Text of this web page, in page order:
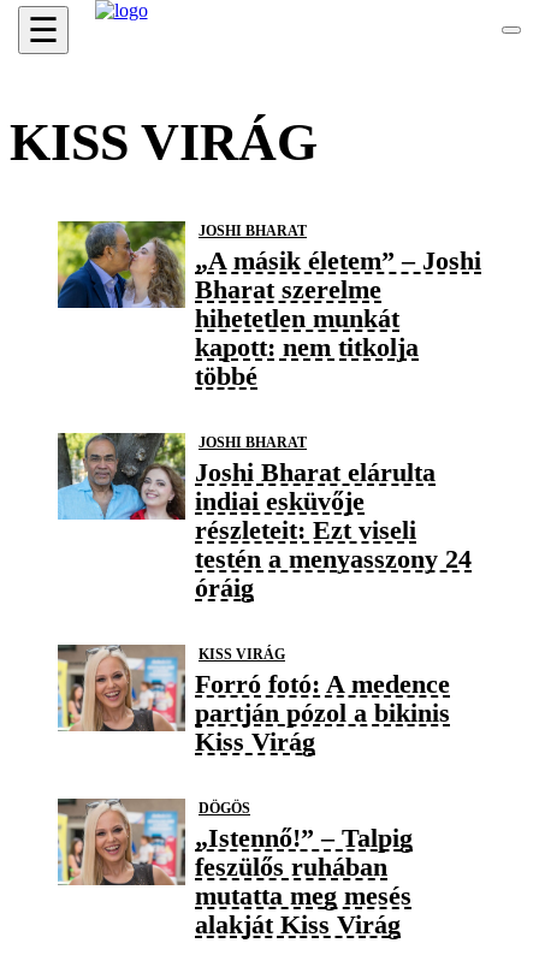
☰
KISS VIRÁG
JOSHI BHARAT
„A másik életem” – Joshi
Bharat szerelme
hihetetlen munkát
kapott: nem titkolja
többé
JOSHI BHARAT
Joshi Bharat elárulta
indiai esküvője
részleteit: Ezt viseli
testén a menyasszony 24
óráig
KISS VIRÁG
Forró fotó: A medence
partján pózol a bikinis
Kiss Virág
DÖGÖS
„Istennő!” – Talpig
feszülős ruhában
mutatta meg mesés
alakját Kiss Virág